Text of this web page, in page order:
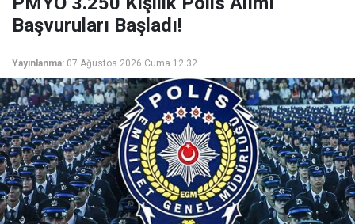
Başvuruları Başladı!
Yayınlanma: 07 Ağustos 2026 Cuma 12:32